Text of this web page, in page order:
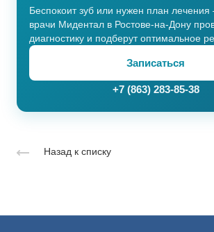
Беспокоит зуб или нужен план
врачи Мидентал в Ростове-на-Дону
диагностику и подберут оптимальное
Записаться
+7 (863) 283-85-38
Назад к списку